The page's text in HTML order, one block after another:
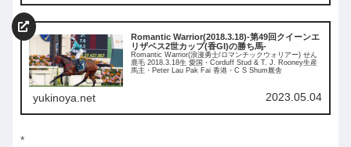
Romantic Warrior(2018.3.18)-第49回クイーンエ
リザベス2世カップ(香GI)の勝ち馬-
Romantic Warrior(浪漫勇士/ロマンチックウォリアー) せん
鹿毛 2018.3.18生 愛国・Corduff Stud & T. J. Rooney生産
馬主・Peter Lau Pak Fai 香港・C S Shum厩舎
yukinoya.net 2023.05.04
*